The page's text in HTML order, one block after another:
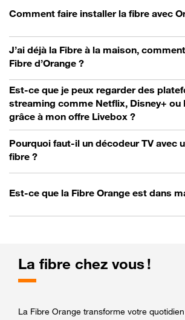
Comment faire installer la fibre avec
J’ai déjà la Fibre à la maison,
Fibre d’Orange ?
Est-ce que je peux regarder des
streaming comme Netflix, Disney+ ou
grâce à mon offre Livebox ?
Pourquoi faut-il un décodeur TV avec
fibre ?
Est-ce que la Fibre Orange est dans
La fibre chez vous !
La Fibre Orange transforme votre